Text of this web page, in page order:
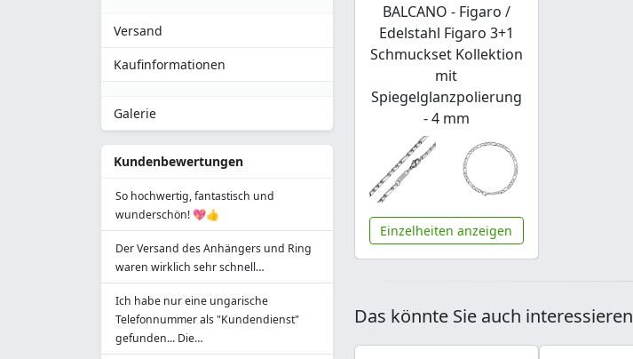
Versand
Kaufinformationen
Galerie
Kundenbewertungen
So hochwertig, fantastisch und
wunderschön! 💖👍
Der Versand des Anhängers und Ring
waren wirklich sehr schnell…
Ich habe nur eine ungarische
Telefonnummer als "Kundendienst"
gefunden... Die…
BALCANO - Figaro /
Edelstahl Figaro 3+1
Schmuckset Kollektion
mit
Spiegelglanzpolierung
- 4 mm
Einzelheiten anzeigen
Das könnte Sie auch interessieren